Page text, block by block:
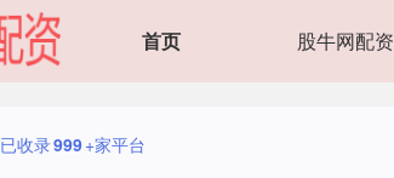
首页 股牛网配资
已收录999+家平台